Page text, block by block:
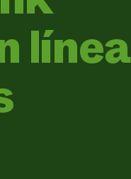
línea